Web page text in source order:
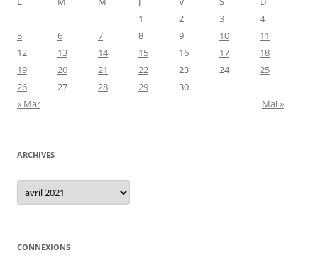
1
2 3
4
5
6 7 8 9 10
11
12
13 14 15 16 17
18
19
20 21 22 23 24
25
26
27 28 29
30
« Mar
Mai »
ARCHIVES
Archives
CONNEXIONS